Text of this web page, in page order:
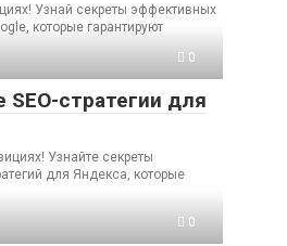
Узнай секреты эффективных
которые гарантируют
0
стратегии для
Узнайте секреты
для Яндекса, которые
0